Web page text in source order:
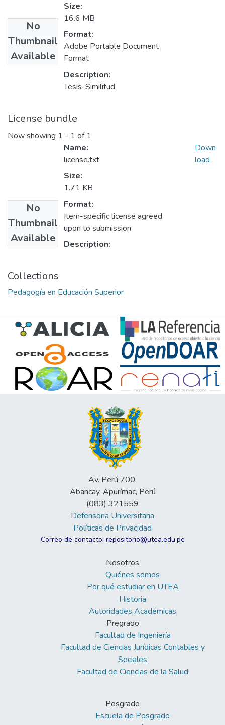
No
Thumbnail
Available
Size:
16.6 MB
Format:
Adobe Portable Document
Format
Description:
Tesis-Similitud
License bundle
Now showing 1 - 1 of 1
No
Thumbnail
Available
Name:
license.txt
Size:
1.71 KB
Format:
Item-specific license agreed
upon to submission
Description:
Down
load
Collections
Pedagogía en Educación Superior
Av. Perú 700,
Abancay, Apurímac, Perú
(083) 321559
Defensoria Universitaria
Políticas de Privacidad
Correo de contacto: repositorio@utea.edu.pe
Nosotros
Quiénes somos
Por qué estudiar en UTEA
Historia
Autoridades Académicas
Pregrado
Facultad de Ingeniería
Facultad de Ciencias Jurídicas Contables y
Sociales
Facultad de Ciencias de la Salud
Posgrado
Escuela de Posgrado